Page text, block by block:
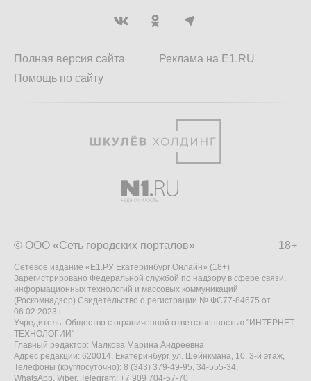
Полная версия сайта
Помощь по сайту
Реклама на E1.RU
18+
© ООО «Сеть городских порталов»
Сетевое издание «Е1.РУ Екатеринбург Онлайн» (18+)
Зарегистрировано Федеральной службой по надзору в сфере связи,
информационных технологий и массовых коммуникаций
(Роскомнадзор) Свидетельство о регистрации № ФС77-84675 от
06.02.2023 г.
Учредитель: Общество с ограниченной ответственностью "ИНТЕРНЕТ
ТЕХНОЛОГИИ"
Главный редактор: Малкова Марина Андреевна
Адрес редакции: 620014, Екатеринбург, ул. Шейнкмана, 10, 3-й этаж,
Телефоны (круглосуточно): 8 (343) 379-49-95, 34-555-34,
WhatsApp, Viber, Telegram: +7 909 704-57-70